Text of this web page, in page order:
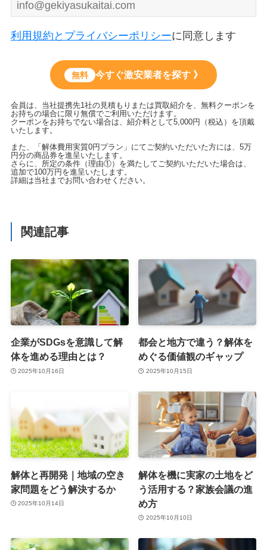
利用規約とプライバシーポリシーに同意します
無料 今すぐ激安業者を探す 》
会員は、当社提携先1社の見積もりまたは買取紹介を、無料クーポンを
お持ちの場合に限り無償でご利用いただけます。
クーポンをお持ちでない場合は、紹介料として5,000円（税込）を頂戴
いたします。
また、「解体費用実質0円プラン」にてご契約いただいた方には、5万
円分の商品券を進呈いたします。
さらに、所定の条件（理由①）を満たしてご契約いただいた場合は、
追加で100万円を進呈いたします。
詳細は当社までお問い合わせください。
関連記事
企業がSDGsを意識して解
体を進める理由とは？
2025年10月16日
都会と地方で違う？解体を
めぐる価値観のギャップ
2025年10月15日
解体と再開発｜地域の空き
家問題をどう解決するか
2025年10月14日
解体を機に実家の土地をど
う活用する？家族会議の進
め方
2025年10月10日